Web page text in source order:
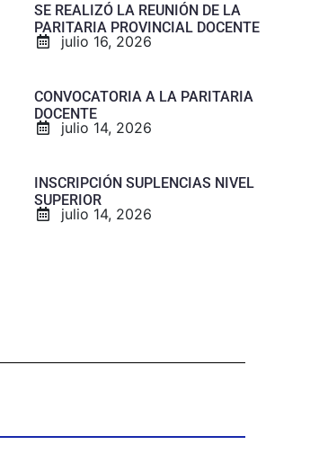
SE REALIZÓ LA REUNIÓN DE LA
PARITARIA PROVINCIAL DOCENTE
julio 16, 2026
CONVOCATORIA A LA PARITARIA
DOCENTE
julio 14, 2026
INSCRIPCIÓN SUPLENCIAS NIVEL
SUPERIOR
julio 14, 2026